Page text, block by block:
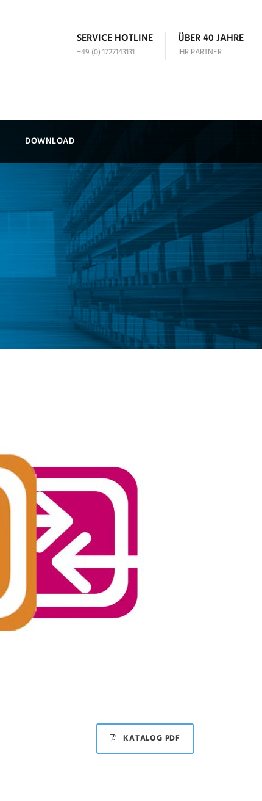
SERVICE HOTLINE
+49 (0) 1727143131
ÜBER 40 JAHRE
IHR PARTNER
DOWNLOAD
KATALOG PDF